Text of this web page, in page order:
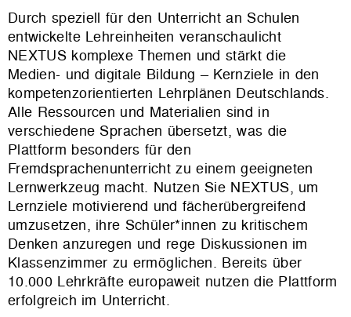
Durch speziell für den Unterricht an Schulen
entwickelte Lehreinheiten veranschaulicht
NEXTUS komplexe Themen und stärkt die
Medien- und digitale Bildung – Kernziele in den
kompetenzorientierten Lehrplänen Deutschlands.
Alle Ressourcen und Materialien sind in
verschiedene Sprachen übersetzt, was die
Plattform besonders für den
Fremdsprachenunterricht zu einem geeigneten
Lernwerkzeug macht. Nutzen Sie NEXTUS, um
Lernziele motivierend und fächerübergreifend
umzusetzen, ihre Schüler*innen zu kritischem
Denken anzuregen und rege Diskussionen im
Klassenzimmer zu ermöglichen. Bereits über
10.000 Lehrkräfte europaweit nutzen die Plattform
erfolgreich im Unterricht.